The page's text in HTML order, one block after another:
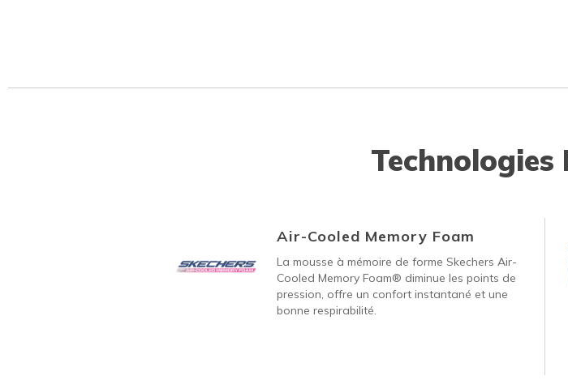
Air-Cooled Memory Foam
La mousse à mémoire de forme Skechers Air-
Cooled Memory Foam® diminue les points de
pression, offre un confort instantané et une
bonne respirabilité.